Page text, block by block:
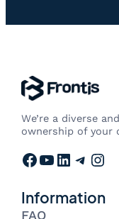
We’re a diverse
ownership of your
Facebook YouTube LinkedIn Telegram Instagram
Information
FAQ